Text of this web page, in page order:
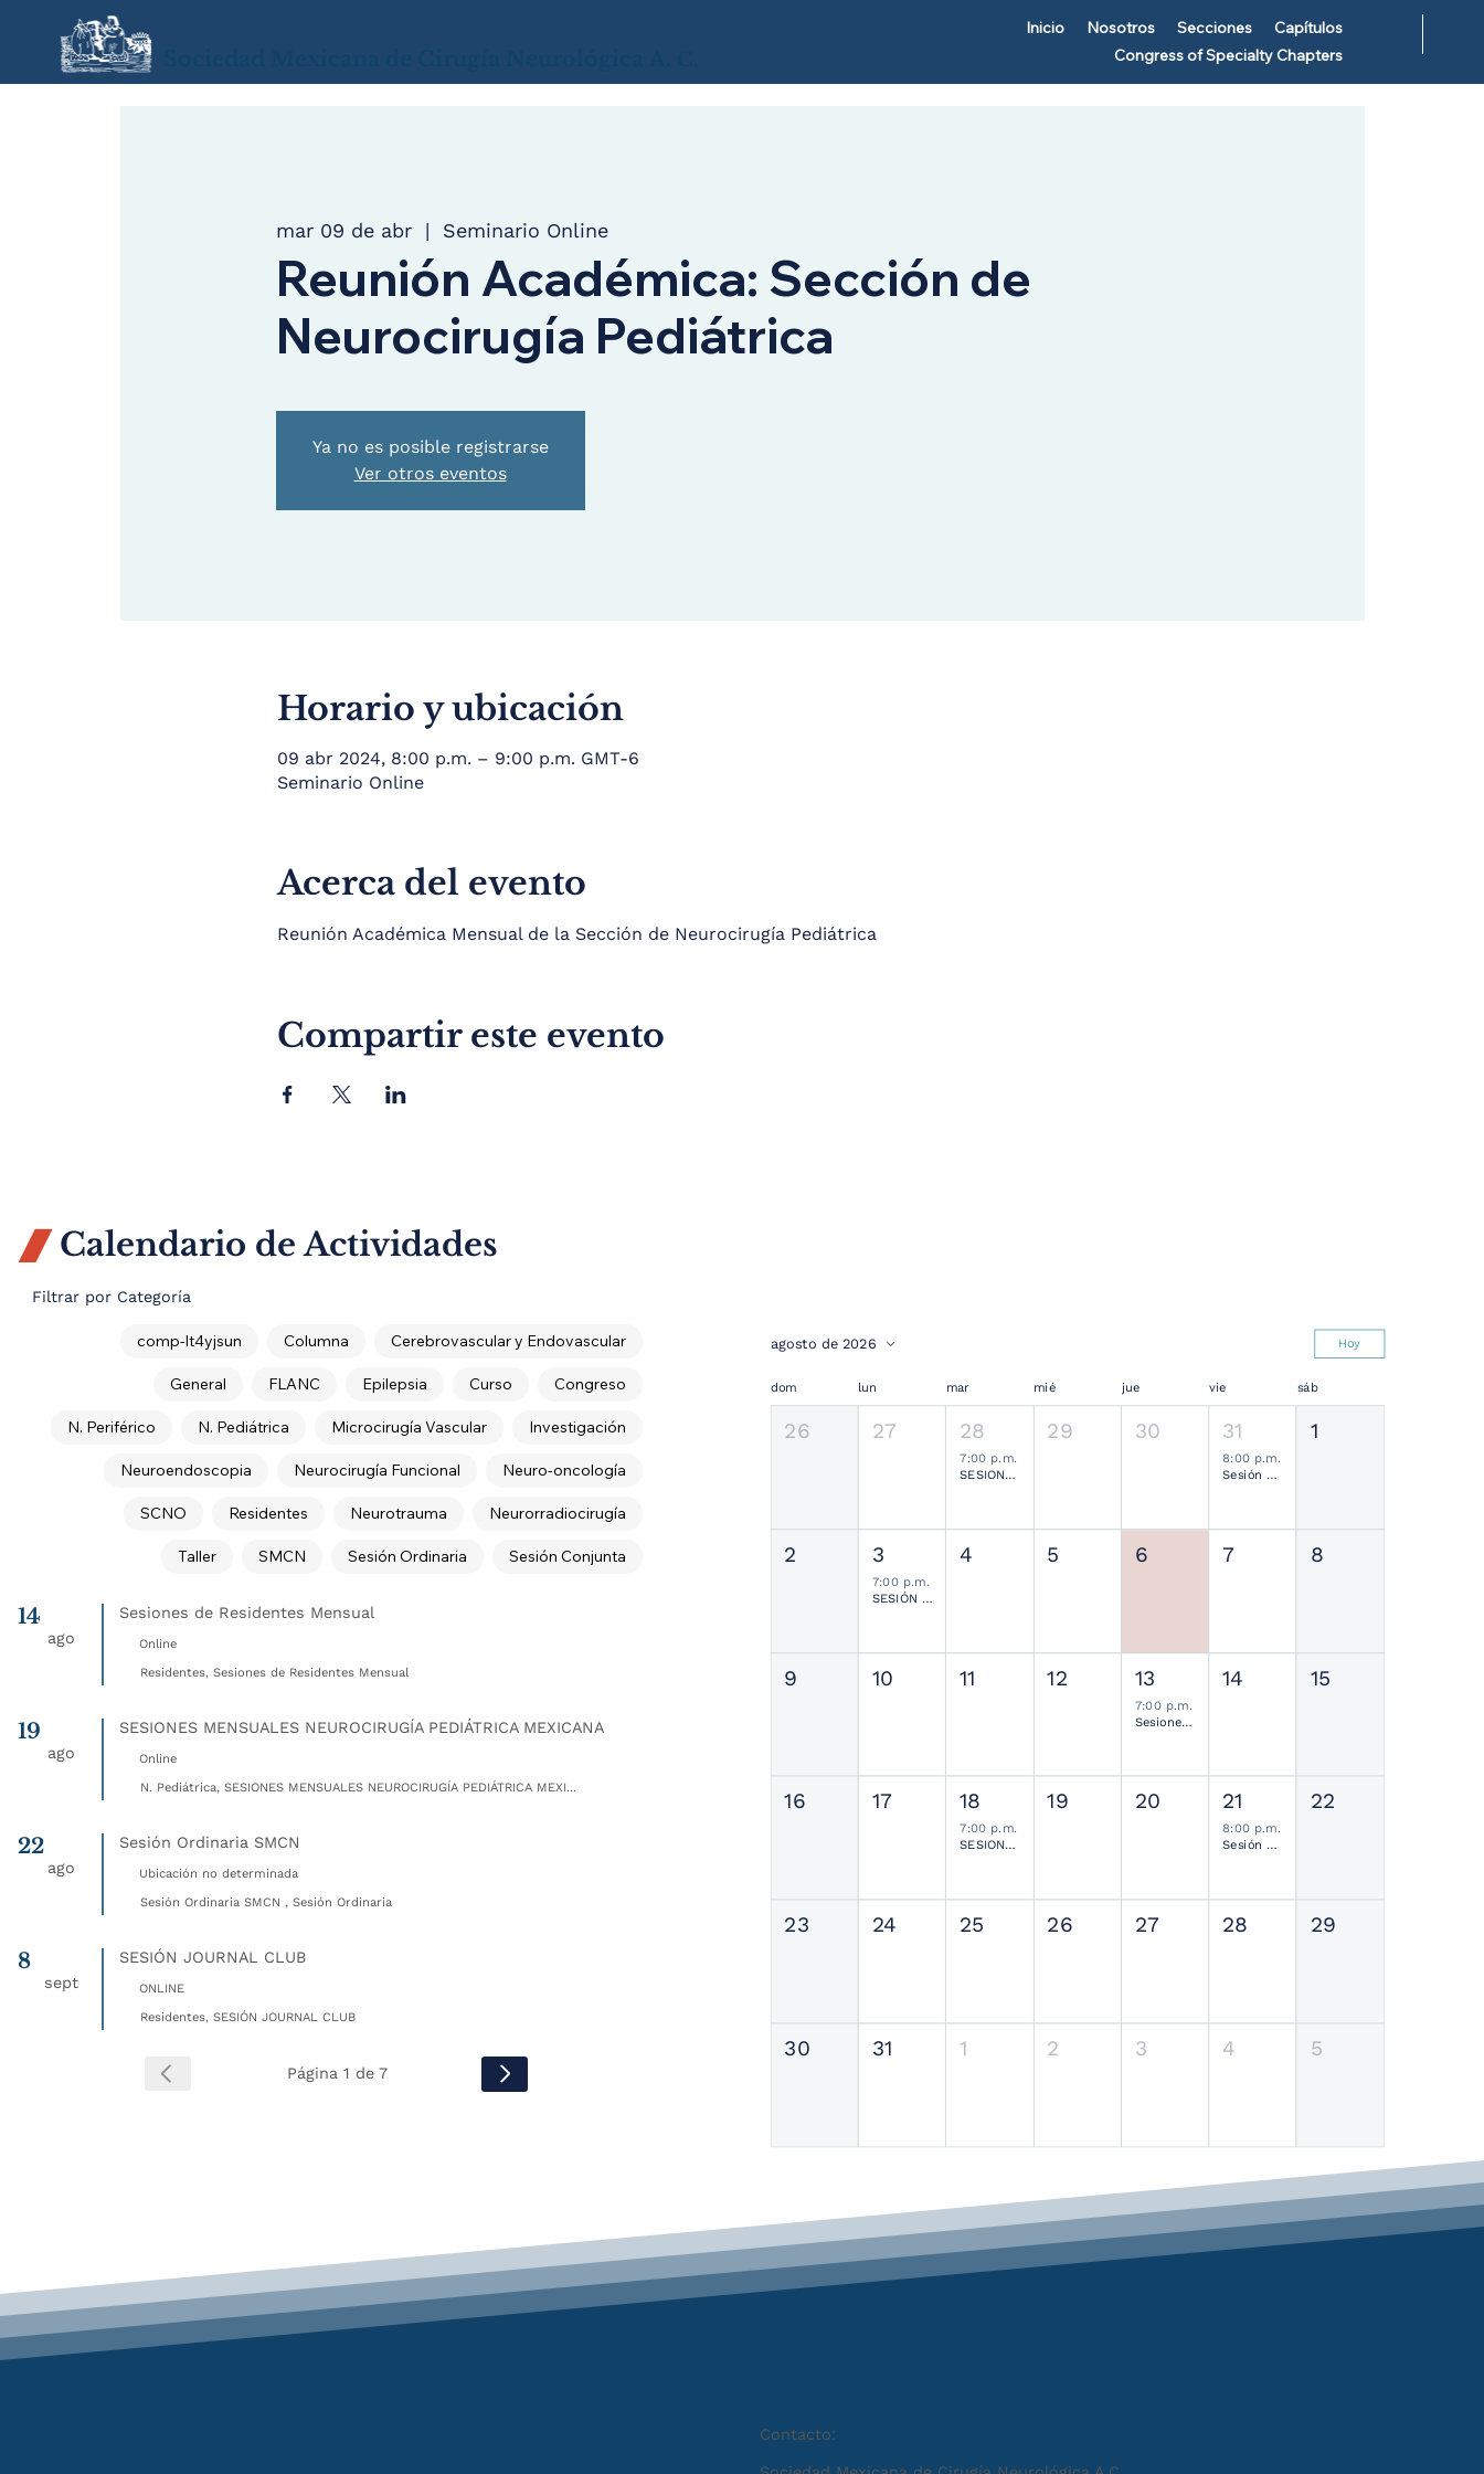
Inicio Nosotros Secciones
Capítulos
Congress of Specialty Chapters
agosto de 2026 Hoy
dom lun mar mié jue vie sáb
26 27 28
7:00 p.m.
SESIONES MENSUALES NEUROCIRUGÍA PEDIÁTRICA MEXICANA
29 30 31
8:00 p.m.
Sesión Ordinaria SMCN
1
2 3
7:00 p.m.
SESIÓN JOURNAL CLUB
4 5 6 7 8
9 10 11 12 13
7:00 p.m.
Sesiones de Residentes Mensual
14 15
16 17 18
7:00 p.m.
SESIONES MENSUALES NEUROCIRUGÍA PEDIÁTRICA MEXICANA
19 20 21
8:00 p.m.
Sesión Ordinaria SMCN
22
23 24 25 26 27 28 29
30 31 1 2 3 4 5
Filtrar por Categoría
Cerebrovascular y Endovascular
Columna
comp-lt4yjsun
Congreso
Curso
Epilepsia
FLANC
General
Investigación
Microcirugía Vascular
N. Pediátrica
N. Periférico
Neuro-oncología
Neurocirugía Funcional
Neuroendoscopia
Neurorradiocirugía
Neurotrauma
Residentes
SCNO
Sesión Conjunta
Sesión Ordinaria
SMCN
Taller
14
ago
Sesiones de Residentes Mensual
Online
Residentes, Sesiones de Residentes Mensual
19
ago
SESIONES MENSUALES NEUROCIRUGÍA PEDIÁTRICA MEXICANA
Online
N. Pediátrica, SESIONES MENSUALES NEUROCIRUGÍA PEDIÁTRICA MEXI...
22
ago
Sesión Ordinaria SMCN
Ubicación no determinada
Sesión Ordinaria SMCN , Sesión Ordinaria
8
sept
SESIÓN JOURNAL CLUB
ONLINE
Residentes, SESIÓN JOURNAL CLUB
Página 1 de 7
 Calendario de Actividades
mar 09 de abr
  |
Seminario Online
Reunión Académica: Sección de
Neurocirugía Pediátrica
Ya no es posible registrarse
Ver otros eventos
Horario y ubicación
09 abr 2024, 8:00 p.m. – 9:00 p.m. GMT-6
Seminario Online
Acerca del evento
Reunión Académica Mensual de la Sección de Neurocirugía Pediátrica
Compartir este evento
Contacto: